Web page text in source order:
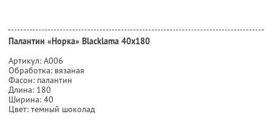
Палантин «Норка» Blacklama 40х180
Артикул: А006
Обработка: вязаная
Фасон: палантин
Длина: 180
Ширина: 40
Цвет: темный шоколад